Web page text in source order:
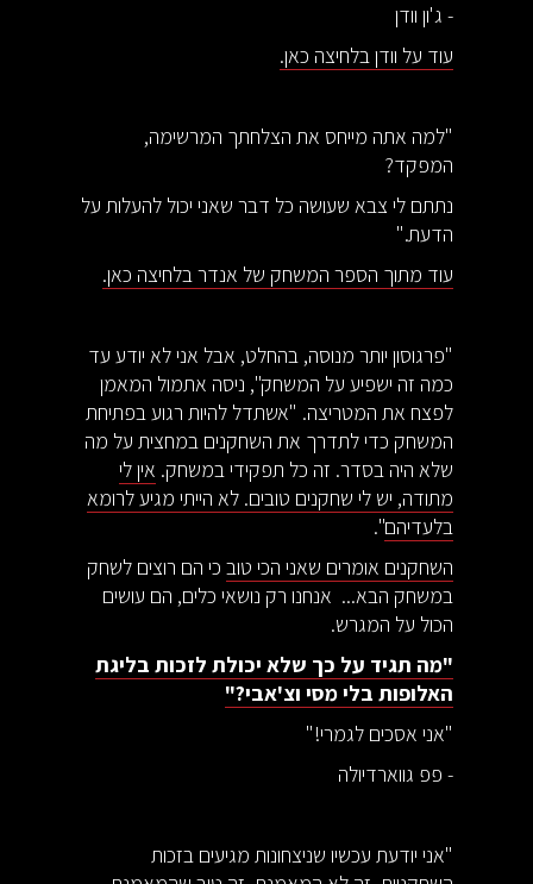
- ג'ון וודן
עוד על וודן בלחיצה כאן.
"למה אתה מייחס את הצלחתך המרשימה,
המפקד?
נתתם לי צבא שעושה כל דבר שאני יכול להעלות על
הדעת."
עוד מתוך הספר המשחק של אנדר בלחיצה כאן.
"פרגוסון יותר מנוסה, בהחלט, אבל אני לא יודע עד
כמה זה ישפיע על המשחק", ניסה אתמול המאמן
לפצח את המטריצה. "אשתדל להיות רגוע בפתיחת
המשחק כדי לתדרך את השחקנים במחצית על מה
שלא היה בסדר. זה כל תפקידי במשחק. אין לי
מתודה, יש לי שחקנים טובים. לא הייתי מגיע לרומא
בלעדיהם".
השחקנים אומרים שאני הכי טוב כי הם רוצים לשחק
במשחק הבא... אנחנו רק נושאי כלים, הם עושים
הכול על המגרש.
"מה תגיד על כך שלא יכולת לזכות בליגת
האלופות בלי מסי וצ'אבי?"
"אני אסכים לגמרי!"
- פפ גווארדיולה
"אני יודעת עכשיו שניצחונות מגיעים בזכות